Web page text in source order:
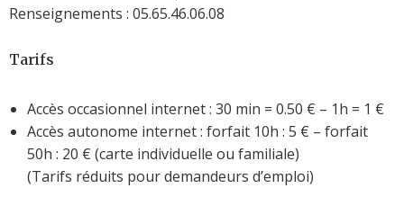
Renseignements : 05.65.46.06.08
Tarifs
Accès occasionnel internet : 30 min = 0.50 € – 1h = 1 €
Accès autonome internet : forfait 10h : 5 € – forfait
50h : 20 € (carte individuelle ou familiale)
(Tarifs réduits pour demandeurs d’emploi)